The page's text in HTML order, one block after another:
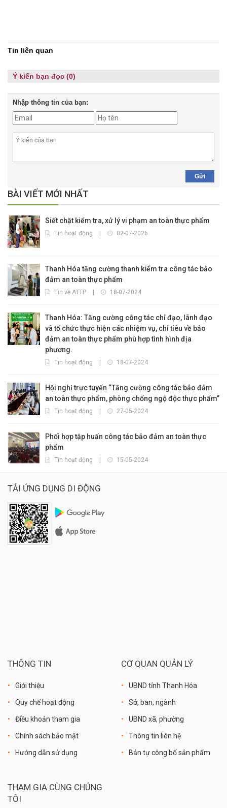
Tin liên quan
Ý kiến bạn đọc (0)
Nhập thông tin của bạn:
Gửi
BÀI VIẾT MỚI NHẤT
Siết chặt kiểm tra, xử lý vi phạm an toàn thực phẩm
Tin hoạt động | 02-07-2026
Thanh Hóa tăng cường thanh kiểm tra công tác bảo
đảm an toàn thực phẩm
Tin về ATTP | 18-07-2024
Thanh Hóa: Tăng cường công tác chỉ đạo, lãnh đạo
và tổ chức thực hiện các nhiệm vụ, chỉ tiêu về bảo
đảm an toàn thực phẩm phù hợp tình hình địa
phương.
Tin hoạt động | 18-07-2024
Hội nghị trực tuyến “Tăng cường công tác bảo đảm
an toàn thực phẩm, phòng chống ngộ độc thực phẩm”
Tin hoạt động | 27-05-2024
Phối hợp tập huấn công tác bảo đảm an toàn thực
phẩm
Tin hoạt động | 15-05-2024
TẢI ỨNG DỤNG DI ĐỘNG
THÔNG TIN
Giới thiệu
Quy chế hoạt động
Điều khoản tham gia
Chính sách bảo mật
Hướng dẫn sử dụng
CƠ QUAN QUẢN LÝ
UBND tỉnh Thanh Hóa
Sở, ban, ngành
UBND xã, phường
Thông tin liên hệ
Bản tự công bố sản phẩm
THAM GIA CÙNG CHÚNG
TÔI